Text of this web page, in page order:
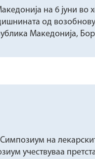
на 6 јуни во
од
Македонија,
Симпозиум на
учествуваа